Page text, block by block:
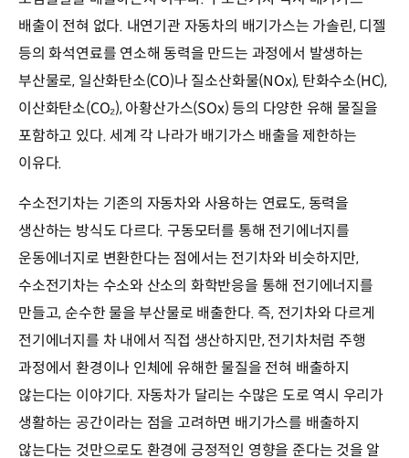
배출이 전혀 없다. 내연기관 자동차의 배기가스는 가솔린, 디젤
등의 화석연료를 연소해 동력을 만드는 과정에서 발생하는
부산물로, 일산화탄소(CO)나 질소산화물(NOx), 탄화수소(HC),
이산화탄소(CO₂), 아황산가스(SOx) 등의 다양한 유해 물질을
포함하고 있다. 세계 각 나라가 배기가스 배출을 제한하는
이유다.
수소전기차는 기존의 자동차와 사용하는 연료도, 동력을
생산하는 방식도 다르다. 구동모터를 통해 전기에너지를
운동에너지로 변환한다는 점에서는 전기차와 비슷하지만,
수소전기차는 수소와 산소의 화학반응을 통해 전기에너지를
만들고, 순수한 물을 부산물로 배출한다. 즉, 전기차와 다르게
전기에너지를 차 내에서 직접 생산하지만, 전기차처럼 주행
과정에서 환경이나 인체에 유해한 물질을 전혀 배출하지
않는다는 이야기다. 자동차가 달리는 수많은 도로 역시 우리가
생활하는 공간이라는 점을 고려하면 배기가스를 배출하지
않는다는 것만으로도 환경에 긍정적인 영향을 준다는 것을 알